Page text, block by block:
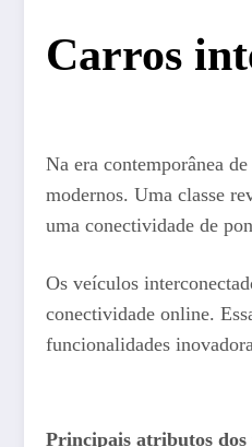
Carros
Na era contemporânea
modernos. Uma classe
uma conectividade de
Os veículos
conectividade online.
funcionalidades
Principais atributos dos